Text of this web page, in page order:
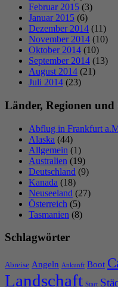
Februar 2015 (3)
Januar 2015 (6)
Dezember 2014 (11)
November 2014 (10)
Oktober 2014 (10)
September 2014 (13)
August 2014 (21)
Juli 2014 (23)
Länder, Regionen und
Abflug in Frankfurt
Alaska (44)
Allgemein (1)
Australien (19)
Deutschland (9)
Kanada (18)
Neuseeland (27)
Österreich (5)
Tasmanien (8)
Schlagwörter
Abreise Angeln Ankunft Boot
Landschaft Start